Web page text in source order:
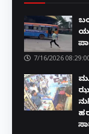
7/16/2026